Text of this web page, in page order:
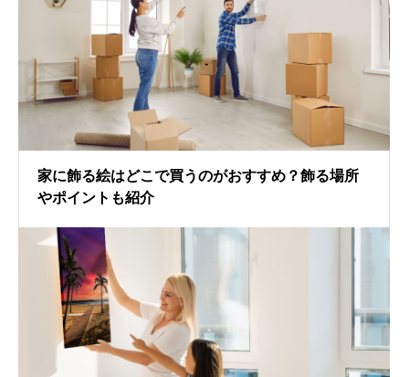
家に飾る絵はどこで買うのがおすすめ？飾る場所
やポイントも紹介